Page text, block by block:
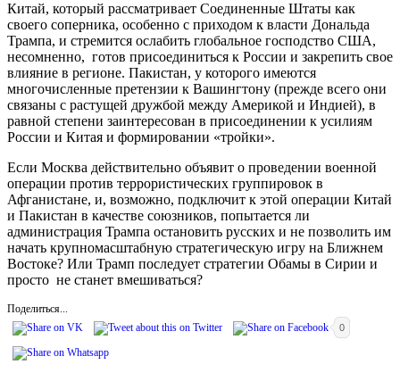
Китай, который рассматривает Соединенные Штаты как
своего соперника, особенно с приходом к власти Дональда
Трампа, и стремится ослабить глобальное господство США,
несомненно, готов присоединиться к России и закрепить свое
влияние в регионе. Пакистан, у которого имеются
многочисленные претензии к Вашингтону (прежде всего они
связаны с растущей дружбой между Америкой и Индией), в
равной степени заинтересован в присоединении к усилиям
России и Китая и формировании «тройки».
Если Москва действительно объявит о проведении военной
операции против террористических группировок в
Афганистане, и, возможно, подключит к этой операции Китай
и Пакистан в качестве союзников, попытается ли
администрация Трампа остановить русских и не позволить им
начать крупномасштабную стратегическую игру на Ближнем
Востоке? Или Трамп последует стратегии Обамы в Сирии и
просто не станет вмешиваться?
Поделиться...
0